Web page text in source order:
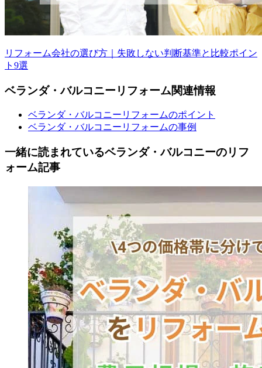
リフォーム会社の選び方｜失敗しない判断基準と比較ポイン
ト9選
ベランダ・バルコニー リフォーム関連情報
ベランダ・バルコニーリフォームのポイント
ベランダ・バルコニーリフォームの事例
一緒に読まれているベランダ・バルコニーのリフ
ォーム記事